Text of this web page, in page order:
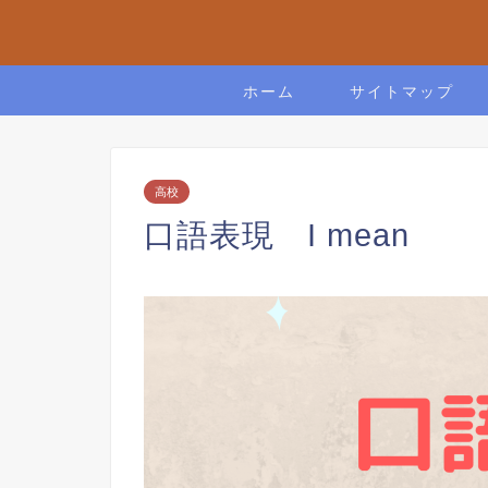
ホーム サイトマップ
高校
口語表現 I mean